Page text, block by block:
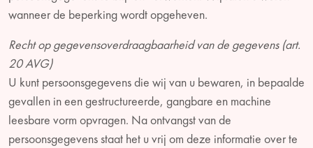
wanneer de beperking wordt opgeheven.
Recht op gegevensoverdraagbaarheid van de gegevens (art.
20 AVG)
U kunt persoonsgegevens die wij van u bewaren, in bepaalde
gevallen in een gestructureerde, gangbare en machine
leesbare vorm opvragen. Na ontvangst van de
persoonsgegevens staat het u vrij om deze informatie over te